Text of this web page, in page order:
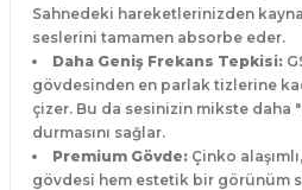
Sahnedeki hareketlerinizden
seslerini tamamen absorbe eder.
Daha Geniş Frekans Tepkisi:
gövdesinden en parlak tizlerine
çizer. Bu da sesinizin mikste daha
durmasını sağlar.
Premium Gövde: Çinko
gövdesi hem estetik bir görünüm